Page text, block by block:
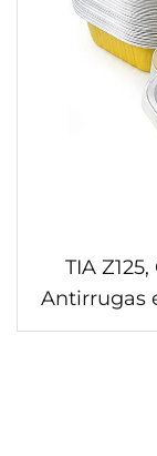
TIA
Antirrugas
para